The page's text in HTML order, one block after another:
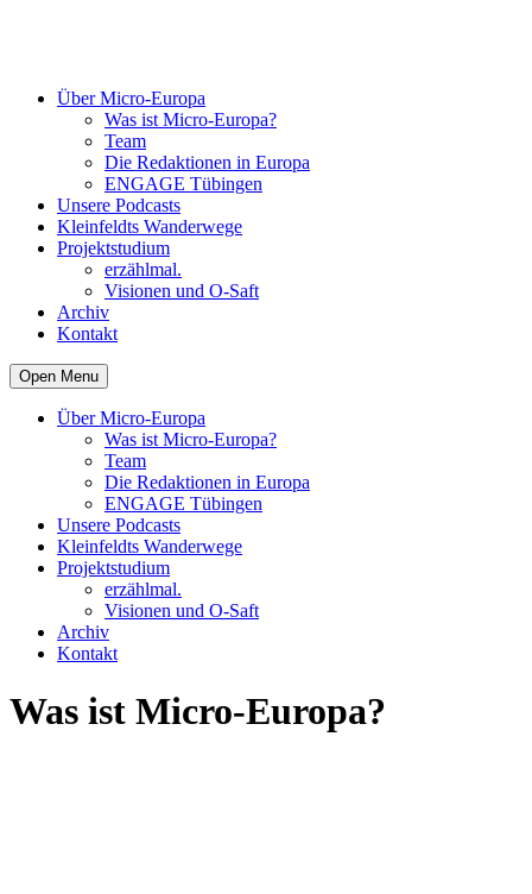
Über Micro-Europa
Was ist Micro-Europa?
Team
Die Redaktionen in Europa
ENGAGE Tübingen
Unsere Podcasts
Kleinfeldts Wanderwege
Projektstudium
erzählmal.
Visionen und O-Saft
Archiv
Kontakt
Open Menu
Über Micro-Europa
Was ist Micro-Europa?
Team
Die Redaktionen in Europa
ENGAGE Tübingen
Unsere Podcasts
Kleinfeldts Wanderwege
Projektstudium
erzählmal.
Visionen und O-Saft
Archiv
Kontakt
Was ist Micro-Europa?